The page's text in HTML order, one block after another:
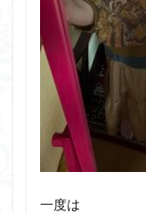
一度は